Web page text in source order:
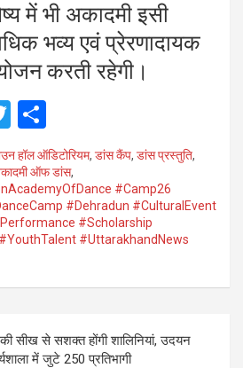
में भी अकादमी इसी
भव्य एवं प्रेरणादायक
करती रहेगी।
T
wi
tt
er
h
ar
e
हॉल ऑडिटोरियम, डांस कैंप, डांस प्रस्तुति,
ऑफ डांस,
#Camp26
#Dehradun #CulturalEvent
#Scholarship
#UttarakhandNews
सीख से सशक्त होंगी शालिनियां, उदयन
में जुटे 250 प्रतिभागी